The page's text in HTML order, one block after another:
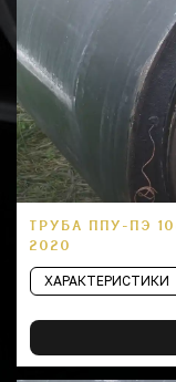
ТРУБА ППУ-ПЭ
2020
ХАРАКТЕРИСТИКИ